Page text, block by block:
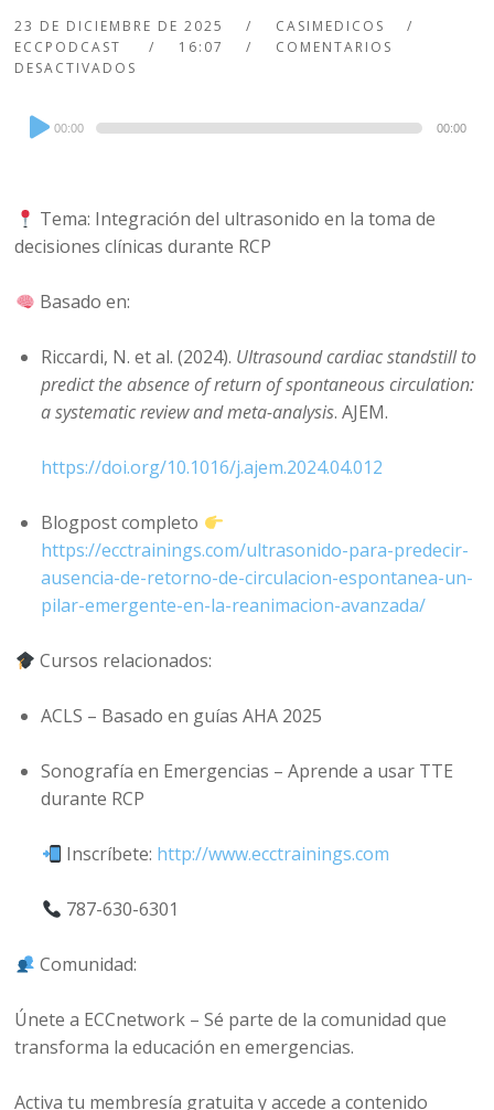
23 DE DICIEMBRE DE 2025
CASIMEDICOS
ECCPODCAST
16:07
COMENTARIOS
DESACTIVADOS
Audio
Player
00:00 00:00
Tema: Integración del ultrasonido en la toma de
decisiones clínicas durante RCP
Basado en:
Riccardi, N. et al. (2024). Ultrasound cardiac standstill to
predict the absence of return of spontaneous circulation:
a systematic review and meta-analysis. AJEM.
https://doi.org/10.1016/j.ajem.2024.04.012
Blogpost completo
https://ecctrainings.com/ultrasonido-para-predecir-
ausencia-de-retorno-de-circulacion-espontanea-un-
pilar-emergente-en-la-reanimacion-avanzada/
Cursos relacionados:
ACLS – Basado en guías AHA 2025
Sonografía en Emergencias – Aprende a usar TTE
durante RCP
Inscríbete: http://www.ecctrainings.com
787-630-6301
Comunidad:
Únete a ECCnetwork – Sé parte de la comunidad que
transforma la educación en emergencias.
Activa tu membresía gratuita y accede a contenido